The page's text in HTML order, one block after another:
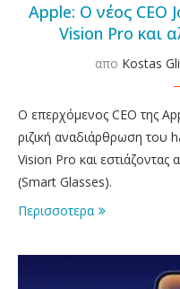
Apple: Ο νέος CEO
Vision Pro και
απο Kostas
Ο επερχόμενος CEO της
ριζική αναδιάρθρωση του
Vision Pro και εστιάζοντας
(Smart Glasses).
Περισσοτερα